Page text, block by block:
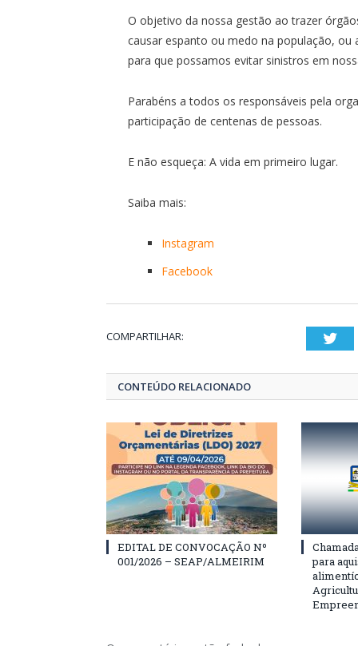
O objetivo da nossa gestão ao trazer
causar espanto ou medo na população,
para que possamos evitar sinistros em
Parabéns a todos os responsáveis pela
participação de centenas de pessoas.
E não esqueça: A vida em primeiro lugar.
Saiba mais:
Instagram
Facebook
COMPARTILHAR:
CONTEÚDO RELACIONADO
EDITAL DE CONVOCAÇÃO Nº
001/2026 – SEAP/ALMEIRIM
para